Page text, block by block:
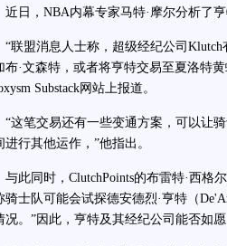
，NBA内幕专家马特·摩尔分析了亨
盟消息人士称，超级经纪公司Klutch
布·文森特，或者将亨特交易至夏洛特
Substack网站上报道。
笔交易还有一些变通方案，可以让骑
进行其他运作，”他指出。
同时，ClutchPoints的布雷特·西格尔
骑士队可能会试探德安德烈·亨特（
况。”因此，亨特及其经纪公司能否如愿